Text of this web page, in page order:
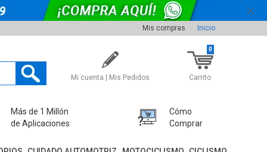
Mis compras Inicio
Mi cuenta | Mis Pedidos Carrito
0
Más de 1 Millón
de Aplicaciones
Cómo
Comprar